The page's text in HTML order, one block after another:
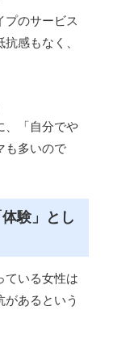
プのサービス
感もなく、
、「自分でや
も多いので
験」とし
ている女性は
あるという